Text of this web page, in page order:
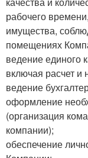
рабочего
имущества,
помещениях
ведение единого
включая расчет и
ведение
оформление
(организация
компании);
обеспечение